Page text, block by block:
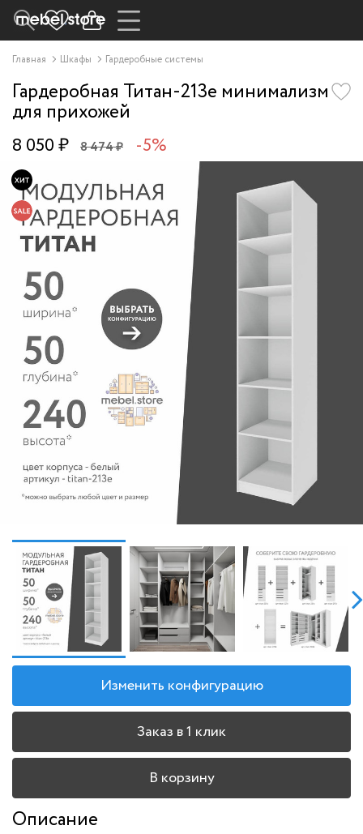
Главная Шкафы Гардеробные системы
Гардеробная Титан-213e минимализм
для прихожей
8 050 ₽ 8 474 ₽ -5%
Изменить конфигурацию
Заказ в 1 клик
В корзину
Описание